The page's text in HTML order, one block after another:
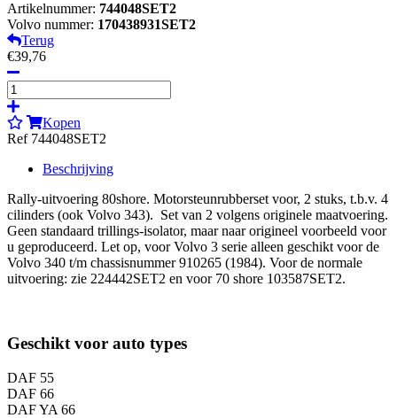
Artikelnummer: 744048SET2
Volvo nummer: 170438931SET2
Terug
€39,76
Kopen
Ref 744048SET2
Beschrijving
Rally-uitvoering 80shore. Motorsteunrubberset voor, 2 stuks, t.b.v. 4
cilinders (ook Volvo 343). Set van 2 volgens originele maatvoering.
Geen standaard trillings-isolator, maar naar origineel voorbeeld voor
u geproduceerd. Let op, voor Volvo 3 serie alleen geschikt voor de
Volvo 340 t/m chassisnummer 910265 (1984). Voor de normale
uitvoering: zie 224442SET2 en voor 70 shore 103587SET2.
Geschikt voor auto types
DAF 55
DAF 66
DAF YA 66